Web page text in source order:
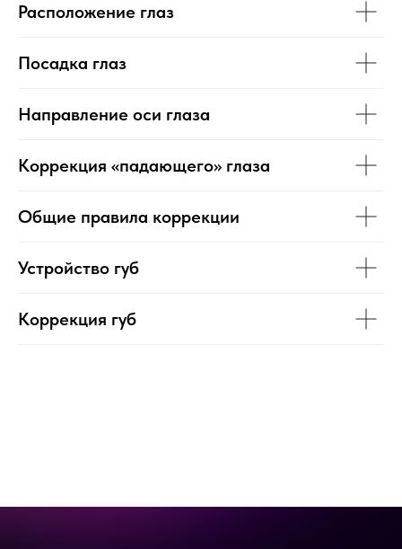
Расположение глаз
Посадка глаз
Направление оси глаза
Коррекция «падающего» глаза
Общие правила коррекции
Устройство губ
Коррекция губ